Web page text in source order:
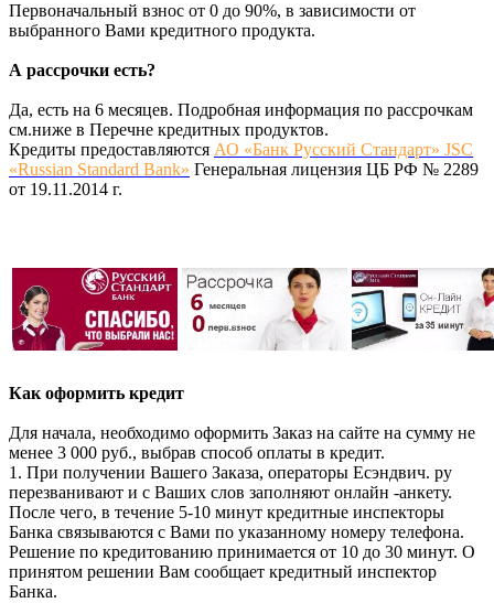
Первоначальный взнос от 0 до 90%, в зависимости от
выбранного Вами кредитного продукта.
А рассрочки есть?
Да, есть на 6 месяцев. Подробная информация по рассрочкам
см.ниже в Перечне кредитных продуктов.
Кредиты предоставляются АО «Банк Русский Стандарт» JSC
«Russian Standard Bank» Генеральная лицензия ЦБ РФ № 2289
от 19.11.2014 г.
Как оформить кредит
Для начала, необходимо оформить Заказ на сайте на сумму не
менее 3 000 руб., выбрав способ оплаты в кредит.
1. При получении Вашего Заказа, операторы Есэндвич. ру
перезванивают и с Ваших слов заполняют онлайн -анкету.
После чего, в течение 5-10 минут кредитные инспекторы
Банка связываются с Вами по указанному номеру телефона.
Решение по кредитованию принимается от 10 до 30 минут. О
принятом решении Вам сообщает кредитный инспектор
Банка.